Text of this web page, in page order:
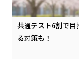
共通テスト6割で目
る対策も！